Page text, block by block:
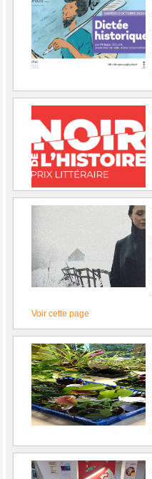
Voir cette page